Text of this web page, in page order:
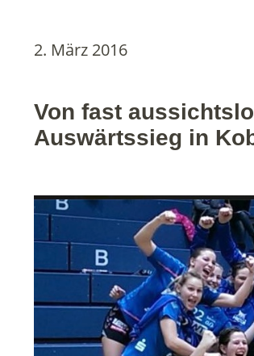
2. März 2016
Von fast
Auswärtssieg in